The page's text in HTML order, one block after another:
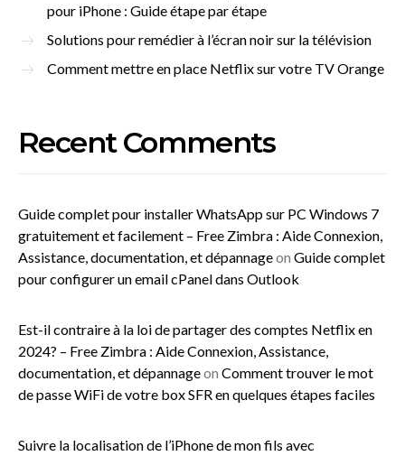
pour iPhone : Guide étape par étape
Solutions pour remédier à l’écran noir sur la télévision
Comment mettre en place Netflix sur votre TV Orange
Recent Comments
Guide complet pour installer WhatsApp sur PC Windows 7
gratuitement et facilement – Free Zimbra : Aide Connexion,
Assistance, documentation, et dépannageon Guide complet
pour configurer un email cPanel dans Outlook
Est-il contraire à la loi de partager des comptes Netflix en
2024? – Free Zimbra : Aide Connexion, Assistance,
documentation, et dépannageon Comment trouver le mot
de passe WiFi de votre box SFR en quelques étapes faciles
Suivre la localisation de l’iPhone de mon fils avec